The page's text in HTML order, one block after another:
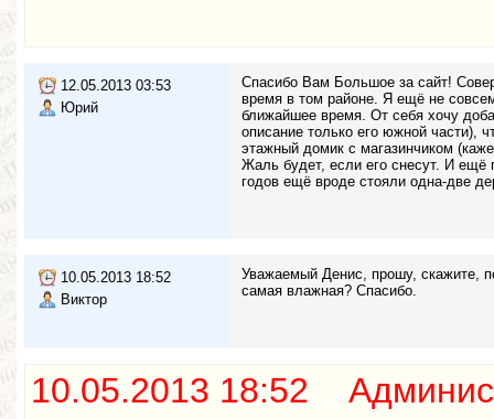
12.05.2013 03:53
Юрий
Спасибо Вам Большое за сайт!
время в том районе. Я ещё не
ближайшее время. От себя хочу
описание только его южной части),
этажный домик с магазинчиком
Жаль будет, если его снесут. И ещё
годов ещё вроде стояли одна-две
10.05.2013 18:52
Виктор
Уважаемый Денис, прошу, скажите,
самая влажная? Спасибо.
10.05.2013 18:52